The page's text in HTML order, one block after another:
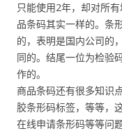
只能使用2年，却对所
品条码其实一样的。条
的，表明是国内公司的
同的。结尾一位为检验
作的。
商品条码还有很多知识
胶条形码标签，等等，
在线申请条形码等等问